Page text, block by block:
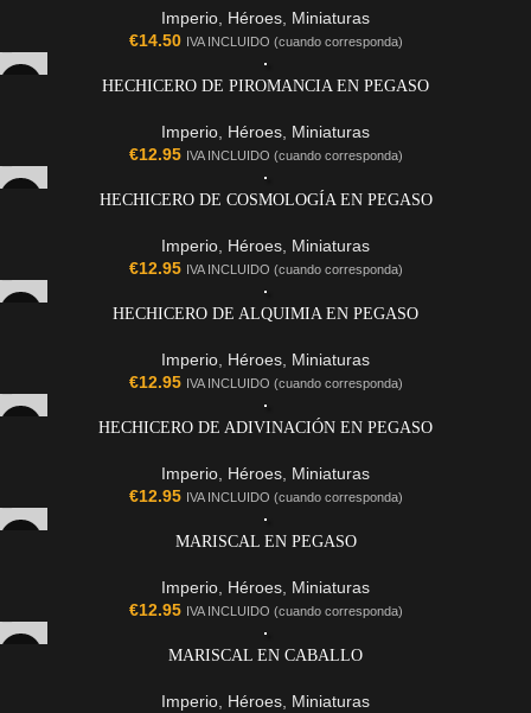
Imperio Héroes Miniaturas
€14.50 IVA INCLUIDO (cuando corresponda)
HECHICERO DE PIROMANCIA EN PEGASO
Imperio Héroes Miniaturas
€12.95 IVA INCLUIDO (cuando corresponda)
HECHICERO DE COSMOLOGÍA EN PEGASO
Imperio Héroes Miniaturas
€12.95 IVA INCLUIDO (cuando corresponda)
HECHICERO DE ALQUIMIA EN PEGASO
Imperio Héroes Miniaturas
€12.95 IVA INCLUIDO (cuando corresponda)
HECHICERO DE ADIVINACIÓN EN PEGASO
Imperio Héroes Miniaturas
€12.95 IVA INCLUIDO (cuando corresponda)
MARISCAL EN PEGASO
Imperio Héroes Miniaturas
€12.95 IVA INCLUIDO (cuando corresponda)
MARISCAL EN CABALLO
Imperio Héroes Miniaturas